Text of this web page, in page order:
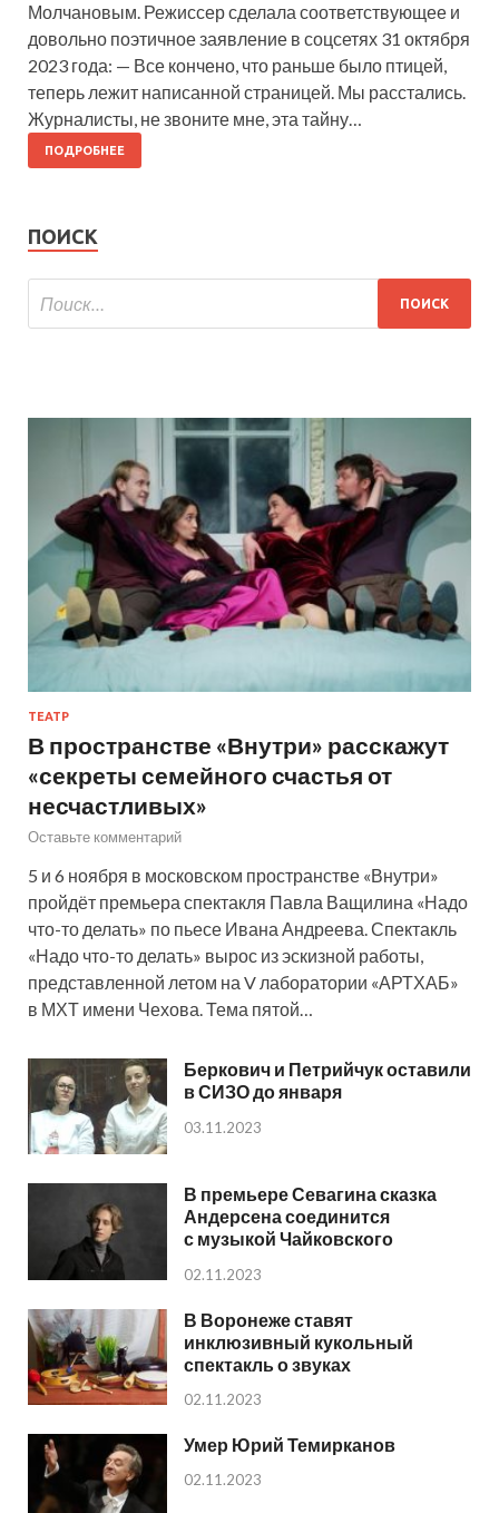
Молчановым. Режиссер сделала соответствующее и
довольно поэтичное заявление в соцсетях 31 октября
2023 года: — Все кончено, что раньше было птицей,
теперь лежит написанной страницей. Мы расстались.
Журналисты, не звоните мне, эта тайну…
ПОДРОБНЕЕ
ПОИСК
ТЕАТР
В пространстве «Внутри» расскажут
«секреты семейного счастья от
несчастливых»
Оставьте комментарий
5 и 6 ноября в московском пространстве «Внутри»
пройдёт премьера спектакля Павла Ващилина «Надо
что-то делать» по пьесе Ивана Андреева. Спектакль
«Надо что-то делать» вырос из эскизной работы,
представленной летом на V лаборатории «АРТХАБ»
в МХТ имени Чехова. Тема пятой…
Беркович и Петрийчук оставили
в СИЗО до января
03.11.2023
В премьере Севагина сказка
Андерсена соединится
с музыкой Чайковского
02.11.2023
В Воронеже ставят
инклюзивный кукольный
спектакль о звуках
02.11.2023
Умер Юрий Темирканов
02.11.2023